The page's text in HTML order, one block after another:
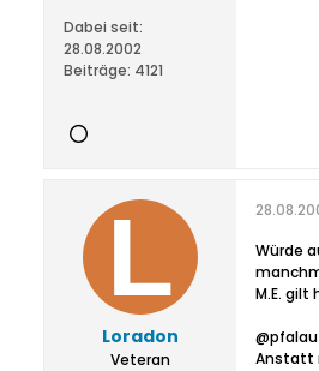
Dabei seit:
28.08.2002
Beiträge: 4121
Loradon
Veteran
Würde
M.E. gilt
Anstatt